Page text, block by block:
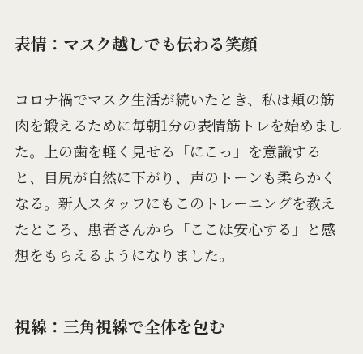
表情：マスク越しでも伝わる笑顔
コロナ禍でマスク生活が続いたとき、私は頬の筋
肉を鍛えるために毎朝1分の表情筋トレを始めまし
た。上の歯を軽く見せる「にこっ」を意識する
と、目尻が自然に下がり、声のトーンも柔らかく
なる。新人スタッフにもこのトレーニングを教え
たところ、患者さんから「ここは安心する」と感
想をもらえるようになりました。
視線：三角視線で全体を包む